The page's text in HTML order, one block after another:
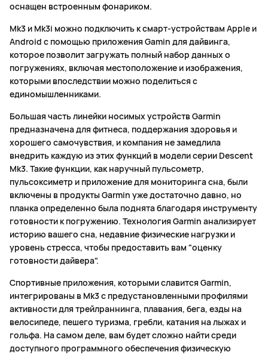
оснащен встроенным фонариком.
Mk3 и Mk3i можно подключить к смарт-устройствам Apple и
Android с помощью приложения Gamin для дайвинга,
которое позволит загружать полный набор данных о
погружениях, включая местоположение и изображения,
которыми впоследствии можно поделиться с
единомышленниками.
Большая часть линейки носимых устройств Garmin
предназначена для фитнеса, поддержания здоровья и
хорошего самочувствия, и компания не замедлила
внедрить каждую из этих функций в модели серии Descent
Mk3. Такие функции, как наручный пульсометр,
пульсоксиметр и приложение для мониторинга сна, были
включены в продукты Garmin уже достаточно давно, но
планка определенно была поднята благодаря инструменту
готовности к погружению. Технология Garmin анализирует
историю вашего сна, недавние физические нагрузки и
уровень стресса, чтобы предоставить вам "оценку
готовности дайвера".
Спортивные приложения, которыми славится Garmin,
интегрированы в Mk3 с предустановленными профилями
активности для трейлраннинга, плавания, бега, езды на
велосипеде, пешего туризма, гребли, катания на лыжах и
гольфа. На самом деле, вам будет сложно найти среди
доступного программного обеспечения физическую